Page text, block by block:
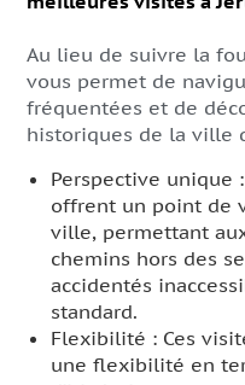
Au lieu de suivre la
vous permet de
fréquentées et de
historiques de la ville
Perspective unique
offrent un point de
ville, permettant
chemins hors des
accidentés
standard.
Flexibilité : Ces
une flexibilité en